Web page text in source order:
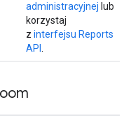
administracyjnej lub
korzystaj
z interfejsu Reports
API